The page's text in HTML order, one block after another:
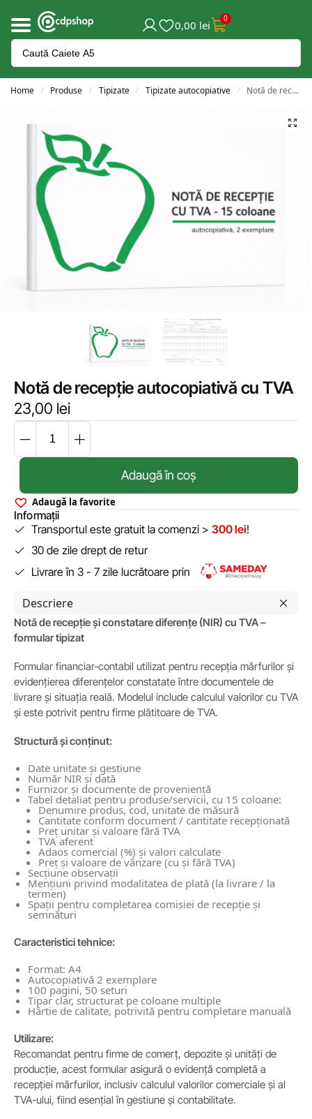
0,00 lei 0
Home / Produse / Tipizate / Tipizate autocopiative / Notă de recepție autocopiativă cu TVA
Notă de recepție autocopiativă cu TVA
23,00 lei
Adaugă în coș
Adaugă la favorite
Informații
Transportul este gratuit la comenzi > 300 lei!
30 de zile drept de retur
Livrare în 3 - 7 zile lucrătoare prin
Descriere
Notă de recepție și constatare diferențe (NIR) cu TVA –
formular tipizat
Formular financiar-contabil utilizat pentru recepția mărfurilor și
evidențierea diferențelor constatate între documentele de
livrare și situația reală. Modelul include calculul valorilor cu TVA
și este potrivit pentru firme plătitoare de TVA.
Structură și conținut:
Date unitate și gestiune
Număr NIR și dată
Furnizor și documente de proveniență
Tabel detaliat pentru produse/servicii, cu 15 coloane:
Denumire produs, cod, unitate de măsură
Cantitate conform document / cantitate recepționată
Preț unitar și valoare fără TVA
TVA aferent
Adaos comercial (%) și valori calculate
Preț și valoare de vânzare (cu și fără TVA)
Secțiune observații
Mențiuni privind modalitatea de plată (la livrare / la
termen)
Spații pentru completarea comisiei de recepție și
semnături
Caracteristici tehnice:
Format: A4
Autocopiativă 2 exemplare
100 pagini, 50 seturi
Tipar clar, structurat pe coloane multiple
Hârtie de calitate, potrivită pentru completare manuală
Utilizare:
Recomandat pentru firme de comerț, depozite și unități de
producție, acest formular asigură o evidență completă a
recepției mărfurilor, inclusiv calculul valorilor comerciale și al
TVA-ului, fiind esențial în gestiune și contabilitate.